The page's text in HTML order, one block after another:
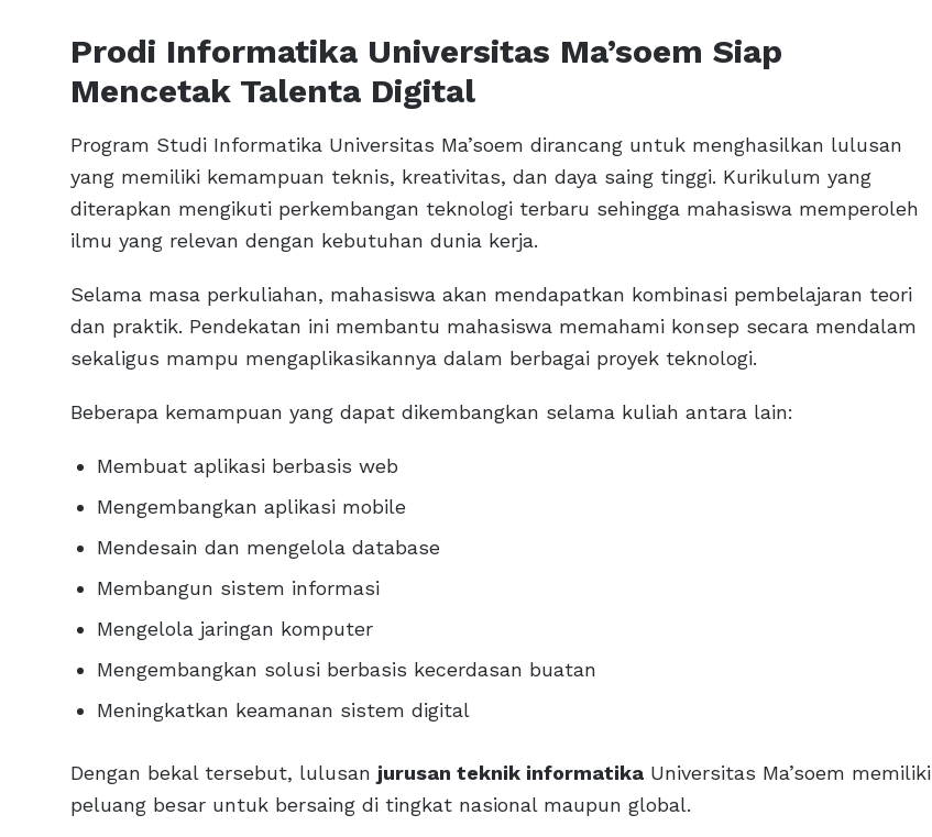
Prodi Informatika Universitas Ma’soem Siap
Mencetak Talenta Digital
Program Studi Informatika Universitas Ma’soem dirancang untuk menghasilkan lulusan
yang memiliki kemampuan teknis, kreativitas, dan daya saing tinggi. Kurikulum yang
diterapkan mengikuti perkembangan teknologi terbaru sehingga mahasiswa memperoleh
ilmu yang relevan dengan kebutuhan dunia kerja.
Selama masa perkuliahan, mahasiswa akan mendapatkan kombinasi pembelajaran teori
dan praktik. Pendekatan ini membantu mahasiswa memahami konsep secara mendalam
sekaligus mampu mengaplikasikannya dalam berbagai proyek teknologi.
Beberapa kemampuan yang dapat dikembangkan selama kuliah antara lain:
Membuat aplikasi berbasis web
Mengembangkan aplikasi mobile
Mendesain dan mengelola database
Membangun sistem informasi
Mengelola jaringan komputer
Mengembangkan solusi berbasis kecerdasan buatan
Meningkatkan keamanan sistem digital
Dengan bekal tersebut, lulusan jurusan teknik informatika Universitas Ma’soem memiliki
peluang besar untuk bersaing di tingkat nasional maupun global.